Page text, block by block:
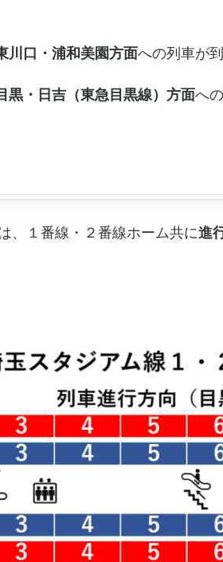
川口・浦和美園方面への列車が
黒・日吉（東急目黒線）方面へ
、１番線・２番線ホーム共に進